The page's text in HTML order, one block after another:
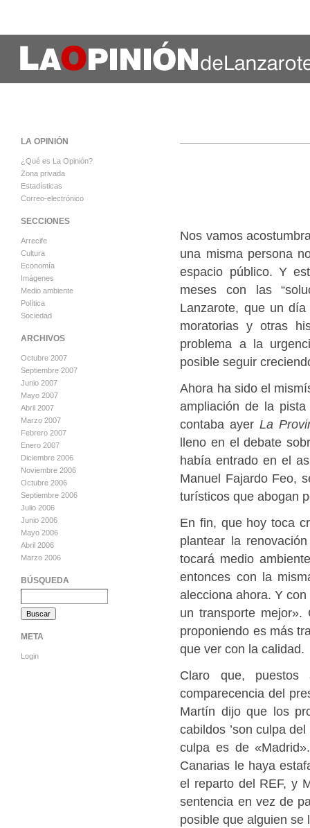
Nos vamos
una misma persona
espacio público. Y
meses con las
Lanzarote, que un
moratorias y otras
problema a la
posible seguir
Ahora ha sido el
ampliación de la
contaba ayerLa
lleno en el debate
había entrado en el
Manuel Fajardo Feo,
turísticos que abogan
En fin, que hoy toca
plantear la
tocará medio
entonces con la
alecciona ahora. Y
un transporte
proponiendo es más
que ver con la calidad.
Claro que,
comparecencia del
Martín dijo que los
cabildos ’son culpa
culpa es de
Canarias le haya
el reparto del REF, y
sentencia en vez de
posible que alguien se
LA OPINIÓN
¿Qué es La Opinión?
Zona privada
Estadísticas
Correo-electrónico
SECCIONES
Arrecife
Cultura
Economía
Imágenes
Medio ambiente
Política
Sociedad
ARCHIVOS
Octubre 2007
Septiembre 2007
Junio 2007
Mayo 2007
Abril 2007
Marzo 2007
Febrero 2007
Enero 2007
Diciembre 2006
Noviembre 2006
Octubre 2006
Septiembre 2006
Julio 2006
Junio 2006
Mayo 2006
Abril 2006
Marzo 2006
BÚSQUEDA
META
Login